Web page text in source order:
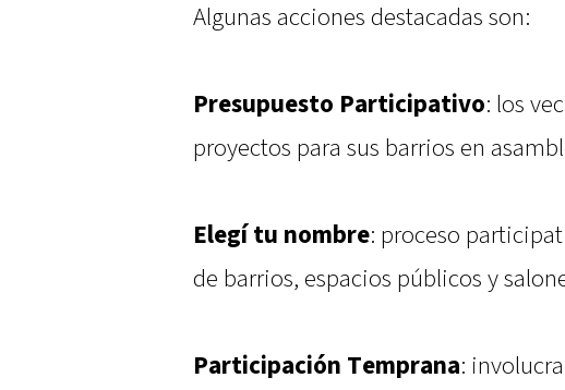
Algunas acciones destacadas son:
Presupuesto Participativo: los
proyectos para sus barrios en
Elegí tu nombre: proceso
de barrios, espacios públicos y
Participación Temprana: